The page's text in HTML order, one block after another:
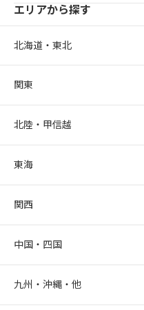
エリアから探す
北海道・東北
関東
北陸・甲信越
東海
関西
中国・四国
九州・沖縄・他